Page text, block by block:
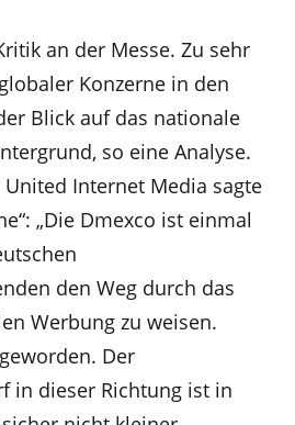
an der Messe. Zu sehr
Konzerne in den
Blick auf das nationale
so eine Analyse.
United Internet Media sagte
„Die Dmexco ist einmal
den Weg durch das
Werbung zu weisen.
Der
in dieser Richtung ist in